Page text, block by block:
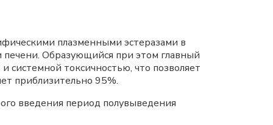
плазменными эстеразами в
Образующийся при этом главный
токсичностью, что позволяет
приблизительно 95%.
введения период полувыведения